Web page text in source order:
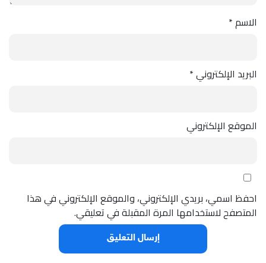
الاسم*
البريد الإلكتروني*
الموقع الإلكتروني
احفظ اسمي، بريدي الإلكتروني، والموقع الإلكتروني في هذا
المتصفح لاستخدامها المرة المقبلة في تعليقي.